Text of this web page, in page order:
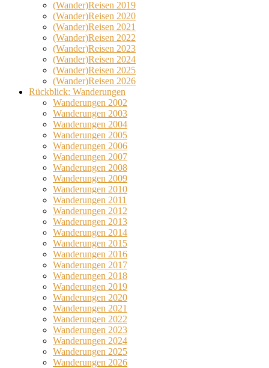
(Wander)Reisen 2019
(Wander)Reisen 2020
(Wander)Reisen 2021
(Wander)Reisen 2022
(Wander)Reisen 2023
(Wander)Reisen 2024
(Wander)Reisen 2025
(Wander)Reisen 2026
Rückblick: Wanderungen
Wanderungen 2002
Wanderungen 2003
Wanderungen 2004
Wanderungen 2005
Wanderungen 2006
Wanderungen 2007
Wanderungen 2008
Wanderungen 2009
Wanderungen 2010
Wanderungen 2011
Wanderungen 2012
Wanderungen 2013
Wanderungen 2014
Wanderungen 2015
Wanderungen 2016
Wanderungen 2017
Wanderungen 2018
Wanderungen 2019
Wanderungen 2020
Wanderungen 2021
Wanderungen 2022
Wanderungen 2023
Wanderungen 2024
Wanderungen 2025
Wanderungen 2026